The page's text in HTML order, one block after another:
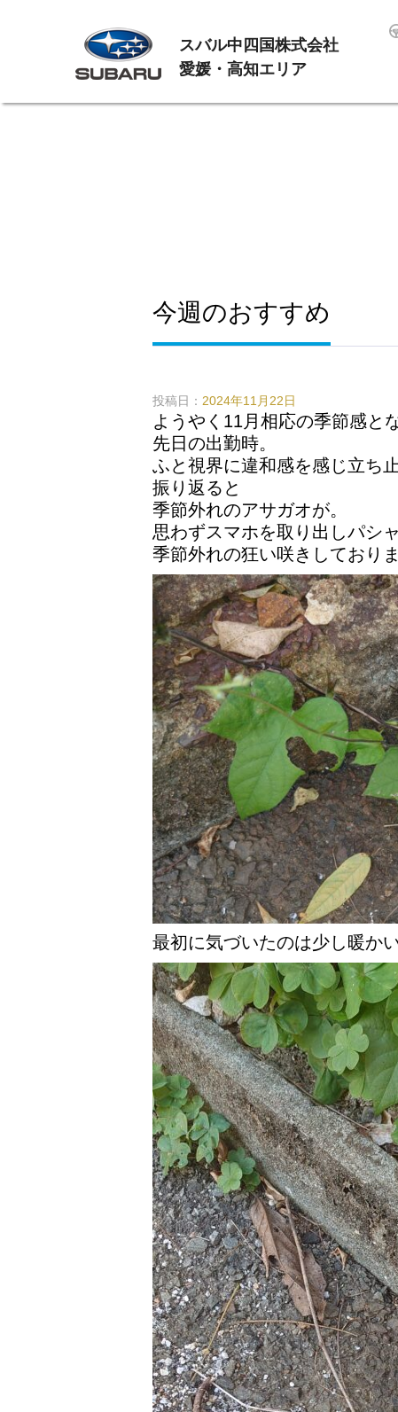
スバル中四国株式会社
愛媛・高知エリア
今週のおすすめ
投稿日： 2024年11月22日
ようやく11月相応の季節感と
先日の出勤時。
ふと視界に違和感を感じ立ち
振り返ると
季節外れのアサガオが。
思わずスマホを取り出しパシャ
季節外れの狂い咲きしておりま
最初に気づいたのは少し暖か